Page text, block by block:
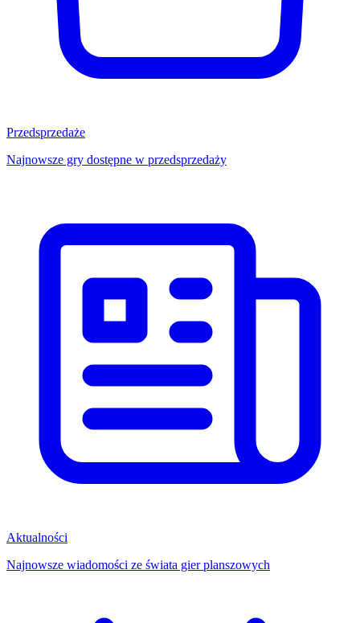
Przedsprzedaże
Najnowsze gry dostępne w przedsprzedaży
Aktualności
Najnowsze wiadomości ze świata gier planszowych